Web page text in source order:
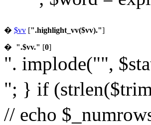
� $vv [".highlight_vv($vv)."]
� ".$vv." [0]
". implode("",
"; } if
// echo